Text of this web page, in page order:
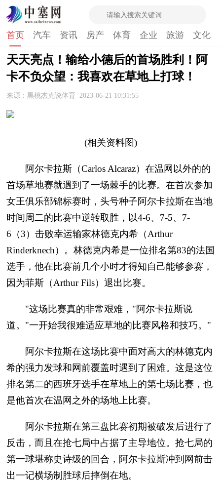
首页 汽车 资讯 房产 体育 企业 旅游 文化
天天亮点！输给小德后的首场胜利！阿
卡不负众望：我喜欢在草地上打球！
来源：黑桃杰克说体育 2023-06-21 10:31:55
(相关资料图)
阿尔卡拉斯（Carlos Alcaraz）在温网以外的的
首场草地赛就遇到了一场棘手的比赛。在首次参加
女王俱乐部锦标赛时，头号种子阿尔卡拉斯在当地
时间周二的比赛中逆转取胜，以4-6、7-5、7-
6（3）击败幸运输家林德克内希（Arthur
Rinderknech）。林德克内希是一位排名第83的法国
选手，他在比赛前几个小时才得知自己能够参赛，
因为菲斯（Arthur Fils）退出比赛。
"这场比赛真的非常艰难，"阿尔卡拉斯说
道。"一开始我很难适应草地的比赛风格和技巧。"
阿尔卡拉斯在这场比赛中面对高大的林德克内
希的强力发球和网前覆盖时遇到了困难。这是这位
排名第二的西班牙选手在草地上的第七场比赛，也
是他首次在温网之外的场地上比赛。
阿尔卡拉斯在第三盘比赛初期被破发后进行了
反击，而且在抢七局中占据了主导地位。抢七局的
第一球堪称史诗级的回合，阿尔卡拉斯冲到网前击
出一记横场制胜球后摔倒在地。